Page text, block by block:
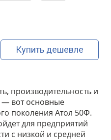
Купить дешевле
производительность и
— вот основные
поколения Атол 50Ф.
для предприятий
с низкой и средней